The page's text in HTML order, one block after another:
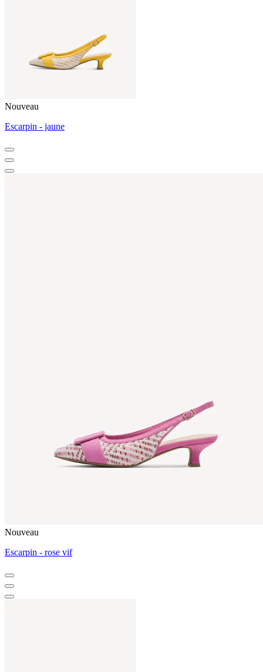
Nouveau
Escarpin - jaune
Nouveau
Escarpin - rose vif